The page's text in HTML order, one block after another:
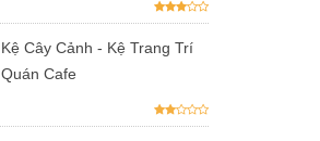
Kệ Cây Cảnh - Kệ Trang Trí
Quán Cafe